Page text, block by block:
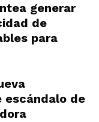
generar
de
para
escándalo de